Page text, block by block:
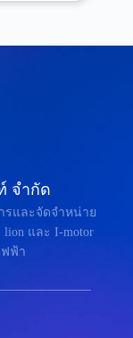
จำกัด
รและจัดจำหน่าย
และ I-motor
ฟฟ้า